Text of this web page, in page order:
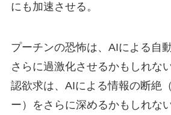
にも加速させる。
プーチンの恐怖は、AIによる自
さらに過激化させるかもしれな
認欲求は、AIによる情報の断絶
ー）をさらに深めるかもしれな